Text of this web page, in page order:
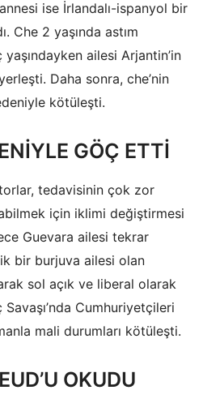
ise İrlandalı-ispanyol bir
Che 2 yaşında astım
yaşındayken ailesi Arjantin’in
Daha sonra, che’nin
kötüleşti.
GÖÇ ETTİ
tedavisinin çok zor
için iklimi değiştirmesi
Guevara ailesi tekrar
bir burjuva ailesi olan
sol açık ve liberal olarak
Cumhuriyetçileri
mali durumları kötüleşti.
OKUDU